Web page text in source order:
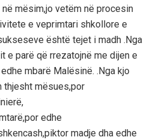
mësim,jo vetëm në procesin
e veprimtari shkollore e
është tejet i madh .Nga
e parë që rrezatojnë me dijen e
mbarë Malësinë. .Nga kjo
thjesht mësues,por
edhe
madje dha edhe